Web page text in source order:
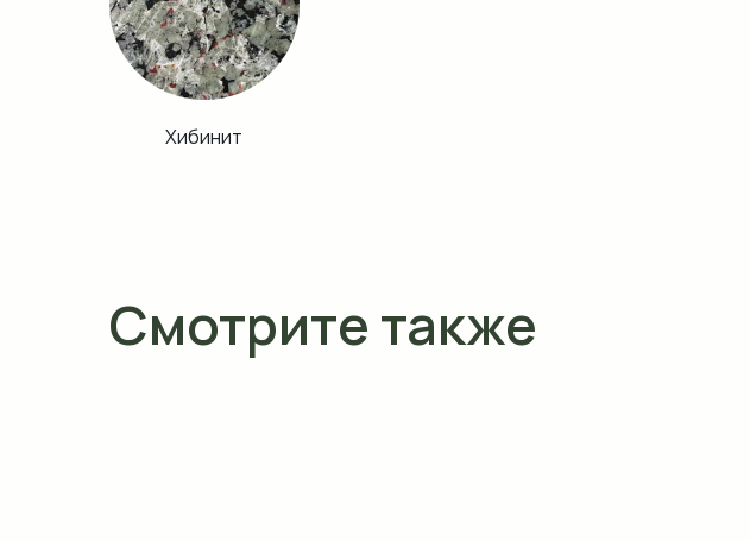
Хибинит
Смотрите также